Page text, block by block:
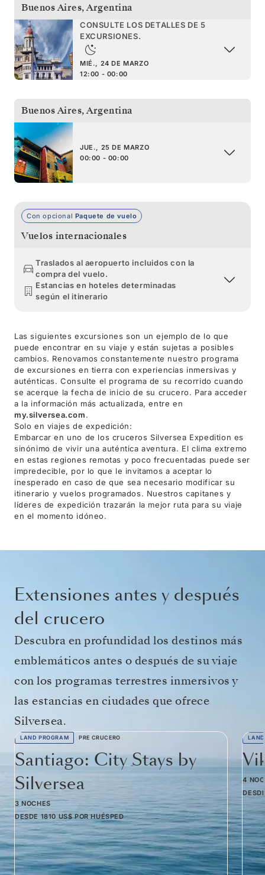
Buenos Aires,Argentina
CONSULTE LOS DETALLES DE 5
EXCURSIONES.
MIÉ., 24 DE MARZO
12:00 - 00:00
Buenos Aires,Argentina
JUE., 25 DE MARZO
00:00 - 00:00
Con opcional Paquete de vuelo
Vuelos internacionales
Traslados al aeropuerto incluidos con la
compra del vuelo.
Estancias en hoteles determinadas
según el itinerario
Las siguientes excursiones son un ejemplo de lo que
puede encontrar en su viaje y están sujetas a posibles
cambios. Renovamos constantemente nuestro programa
de excursiones en tierra con experiencias inmersivas y
auténticas. Consulte el programa de su recorrido cuando
se acerque la fecha de inicio de su crucero. Para acceder
a la información más actualizada, entre en
my.silversea.com.
Solo en viajes de expedición:
Embarcar en uno de los cruceros Silversea Expedition es
sinónimo de vivir una auténtica aventura. El clima extremo
en estas regiones remotas y poco frecuentadas puede ser
impredecible, por lo que le invitamos a aceptar lo
inesperado en caso de que sea necesario modificar su
itinerario y vuelos programados. Nuestros capitanes y
líderes de expedición trazarán la mejor ruta para su viaje
en el momento idóneo.
Extensiones antes y después
del crucero
Descubra en profundidad los destinos más
emblemáticos antes o después de su viaje
con los programas terrestres inmersivos y
las estancias en ciudades que ofrece
Silversea.
LAND PROGRAM PRE CRUCERO
Santiago: City Stays by
Silversea
3 NOCHES
DESDE 1810 US$ POR HUÉSPED
4